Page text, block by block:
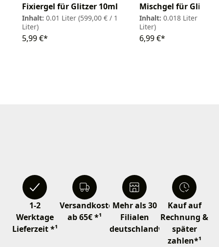
Fixiergel für Glitzer 10ml
Inhalt: 0.01 Liter (599,00 € / 1
Liter)
5,99 €*
Mischgel für Glitzer
Inhalt: 0.018 Liter
Liter)
6,99 €*
1-2
Werktage
Lieferzeit *¹
Versandkostenfrei
ab 65€ *¹
Mehr als 30
Filialen
deutschlandweit
Kauf auf
Rechnung &
später
zahlen*¹